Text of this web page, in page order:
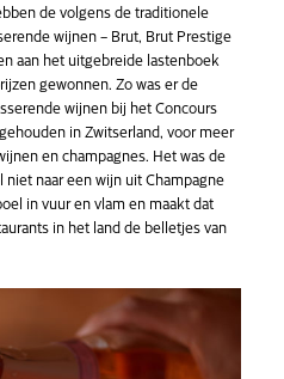
de volgens de traditionele
wijnen – Brut, Brut Prestige
aan het uitgebreide lastenboek
gewonnen. Zo was er de
wijnen bij het Concours
in Zwitserland, voor meer
en champagnes. Het was de
naar een wijn uit Champagne
in vuur en vlam en maakt dat
in het land de belletjes van